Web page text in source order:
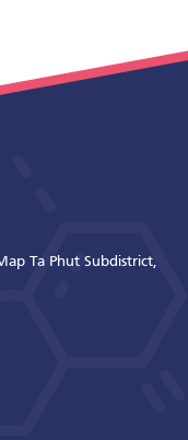
Ta Phut Subdistrict,